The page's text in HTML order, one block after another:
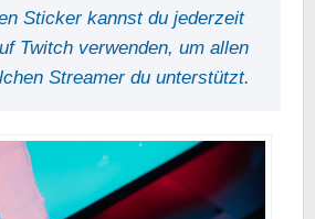
Sticker kannst du jederzeit
Twitch verwenden, um allen
Streamer du unterstützt.